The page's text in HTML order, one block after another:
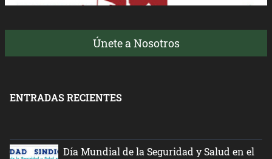
Únete a Nosotros
ENTRADAS RECIENTES
Día Mundial de la Seguridad y Salud en el